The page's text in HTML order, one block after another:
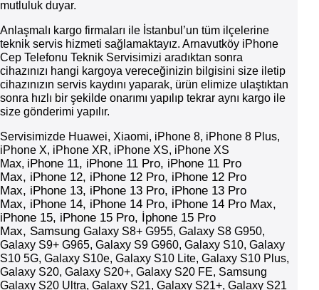
mutluluk duyar.
Anlaşmalı kargo firmaları ile İstanbul’un tüm ilçelerine
teknik servis hizmeti sağlamaktayız. Arnavutköy iPhone
Cep Telefonu Teknik Servisimizi aradıktan sonra
cihazınızı hangi kargoya vereceğinizin bilgisini size iletip
cihazınızın servis kaydını yaparak, ürün elimize ulaştıktan
sonra hızlı bir şekilde onarımı yapılıp tekrar aynı kargo ile
size gönderimi yapılır.
Servisimizde Huawei, Xiaomi, iPhone 8, iPhone 8 Plus,
iPhone X, iPhone XR, iPhone XS, iPhone XS
Max, iPhone 11, iPhone 11 Pro, iPhone 11 Pro
Max, iPhone 12, iPhone 12 Pro, iPhone 12 Pro
Max, iPhone 13, iPhone 13 Pro, iPhone 13 Pro
Max, iPhone 14, iPhone 14 Pro, iPhone 14 Pro Max,
iPhone 15, iPhone 15 Pro, İphone 15 Pro
Max, Samsung Galaxy S8+ G955, Galaxy S8 G950,
Galaxy S9+ G965, Galaxy S9 G960, Galaxy S10, Galaxy
S10 5G, Galaxy S10e, Galaxy S10 Lite, Galaxy S10 Plus,
Galaxy S20, Galaxy S20+, Galaxy S20 FE, Samsung
Galaxy S20 Ultra, Galaxy S21, Galaxy S21+, Galaxy S21